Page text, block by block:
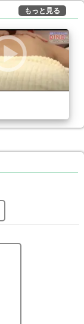
もっと見る